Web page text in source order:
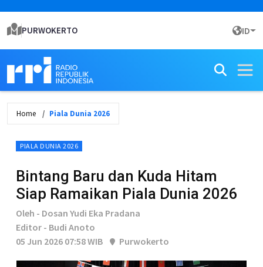
PURWOKERTO ID
Home Piala Dunia 2026
PIALA DUNIA 2026
Bintang Baru dan Kuda Hitam
Siap Ramaikan Piala Dunia 2026
Oleh - Dosan Yudi Eka Pradana
Editor - Budi Anoto
05 Jun 2026 07:58 WIB
Purwokerto